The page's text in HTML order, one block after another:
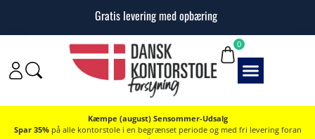
Gratis levering med opbæring
0
Kæmpe (august) Sensommer-Udsalg
Spar 35%på alle kontorstole i en begrænset periode og med fri levering foran